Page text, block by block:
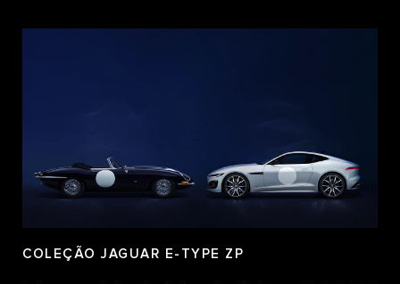
COLEÇÃO JAGUAR E-TYPE ZP